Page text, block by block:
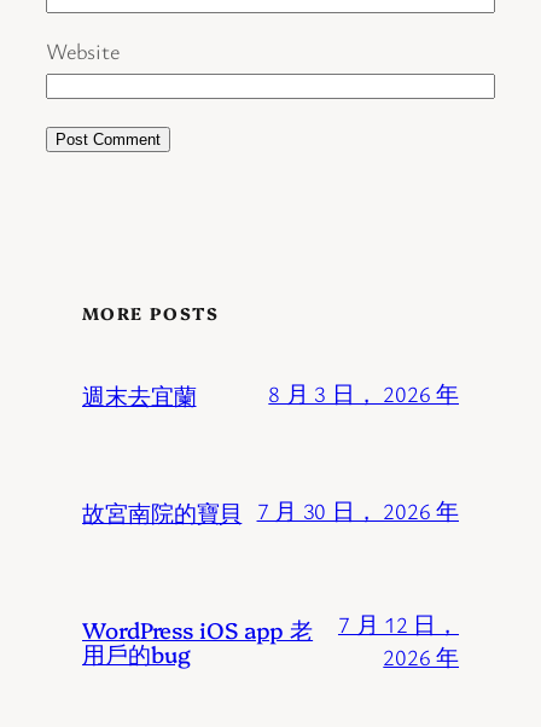
Website
MORE POSTS
週末去宜蘭 8 月 3 日， 2026 年
故宮南院的寶貝 7 月 30 日， 2026 年
WordPress iOS app 老
用戶的bug
7 月 12 日，
2026 年